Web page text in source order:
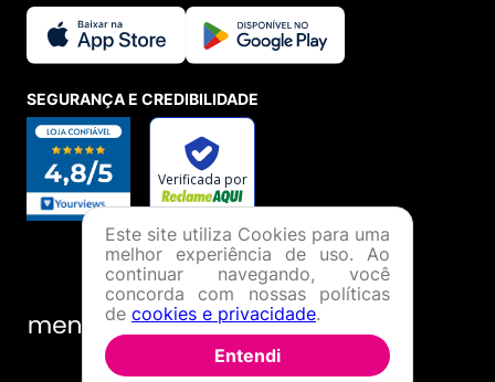
SEGURANÇA E CREDIBILIDADE
Este site utiliza Cookies para uma
melhor experiência de uso. Ao
continuar navegando, você
concorda com nossas políticas
de cookies e privacidade.
Entendi